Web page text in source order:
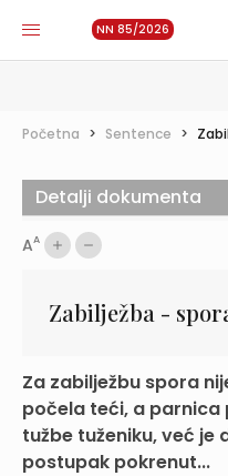
NN 85/2026
Početna > Sentence >
AA
Zabilježba -
Za zabilježbu spora
počela teći, a
tužbe tuženiku, već je
postupak pokrenut...
Detalji dokumenta